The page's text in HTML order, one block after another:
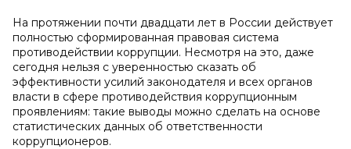
На протяжении почти двадцати лет в России действует
полностью сформированная правовая система
противодействии коррупции. Несмотря на это, даже
сегодня нельзя с уверенностью сказать об
эффективности усилий законодателя и всех органов
власти в сфере противодействия коррупционным
проявлениям: такие выводы можно сделать на основе
статистических данных об ответственности
коррупционеров.